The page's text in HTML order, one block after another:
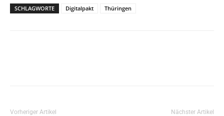
SCHLAGWORTE Digitalpakt Thüringen
Vorheriger Artikel Nächster Artikel